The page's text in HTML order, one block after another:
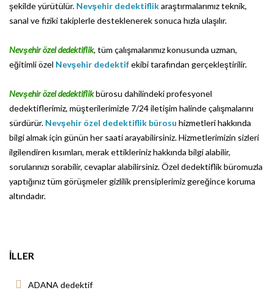
şekilde yürütülür. Nevşehir dedektiflikaraştırmalarımız teknik,
sanal ve fiziki takiplerle desteklenerek sonuca hızla ulaşılır.
Nevşehir özel dedektiflik, tüm çalışmalarımız konusunda uzman,
eğitimli özel Nevşehir dedektifekibi tarafından gerçekleştirilir.
Nevşehir özel dedektiflikbürosu dahilindeki profesyonel
dedektiflerimiz, müşterilerimizle 7/24 iletişim halinde çalışmalarını
sürdürür. Nevşehir özel dedektiflik bürosu hizmetleri hakkında
bilgi almak için günün her saati arayabilirsiniz. Hizmetlerimizin sizleri
ilgilendiren kısımları, merak ettikleriniz hakkında bilgi alabilir,
sorularınızı sorabilir, cevaplar alabilirsiniz. Özel dedektiflik büromuzla
yaptığınız tüm görüşmeler gizlilik prensiplerimiz gereğince koruma
altındadır.
İLLER
ADANA dedektif